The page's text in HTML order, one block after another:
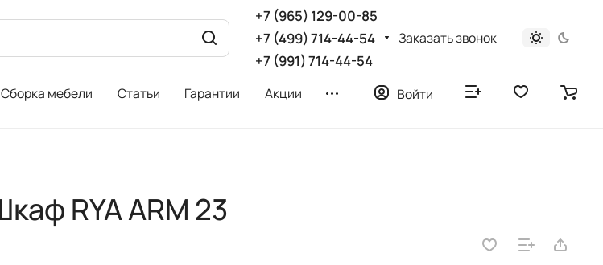
+7 (965) 129-00-85
+7 (499) 714-44-54
+7 (991) 714-44-54
Заказать звонок
Сборка мебели Статьи Гарантии Акции Войти
RYA ARM 23